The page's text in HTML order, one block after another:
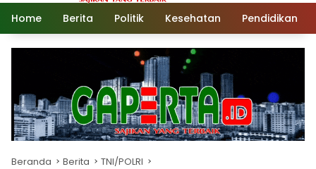
Home Berita Politik Kesehatan Pendidikan
Beranda Berita TNI/POLRI